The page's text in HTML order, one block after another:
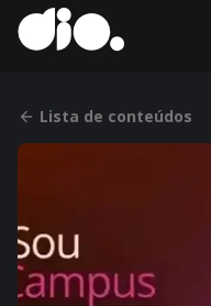
Lista de conteúdos